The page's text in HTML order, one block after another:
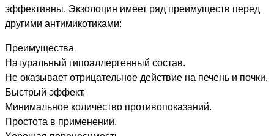
эффективны. Экзолоцин имеет ряд преимуществ перед
другими антимикотиками:
Преимущества
Натуральный гипоаллергенный состав.
Не оказывает отрицательное действие на печень и почки.
Быстрый эффект.
Минимальное количество противопоказаний.
Простота в применении.